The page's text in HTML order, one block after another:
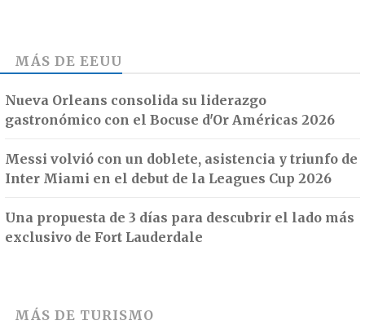
MÁS DE EEUU
Nueva Orleans consolida su liderazgo
gastronómico con el Bocuse d'Or Américas 2026
Messi volvió con un doblete, asistencia y triunfo de
Inter Miami en el debut de la Leagues Cup 2026
Una propuesta de 3 días para descubrir el lado más
exclusivo de Fort Lauderdale
MÁS DE TURISMO